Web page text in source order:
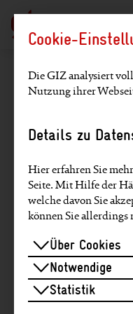
Sie befinden sich hier:
Home >
Auch in einem
Aufgaben der
schnell und
Umsetzungs­stärke
Cookie-
Die GIZ analysiert
Nutzung ihrer
Details zu
Hier erfahren Sie
Seite. Mit Hilfe der
welche davon Sie
können Sie allerdings
Über Cookies
Notwendige
Statistik